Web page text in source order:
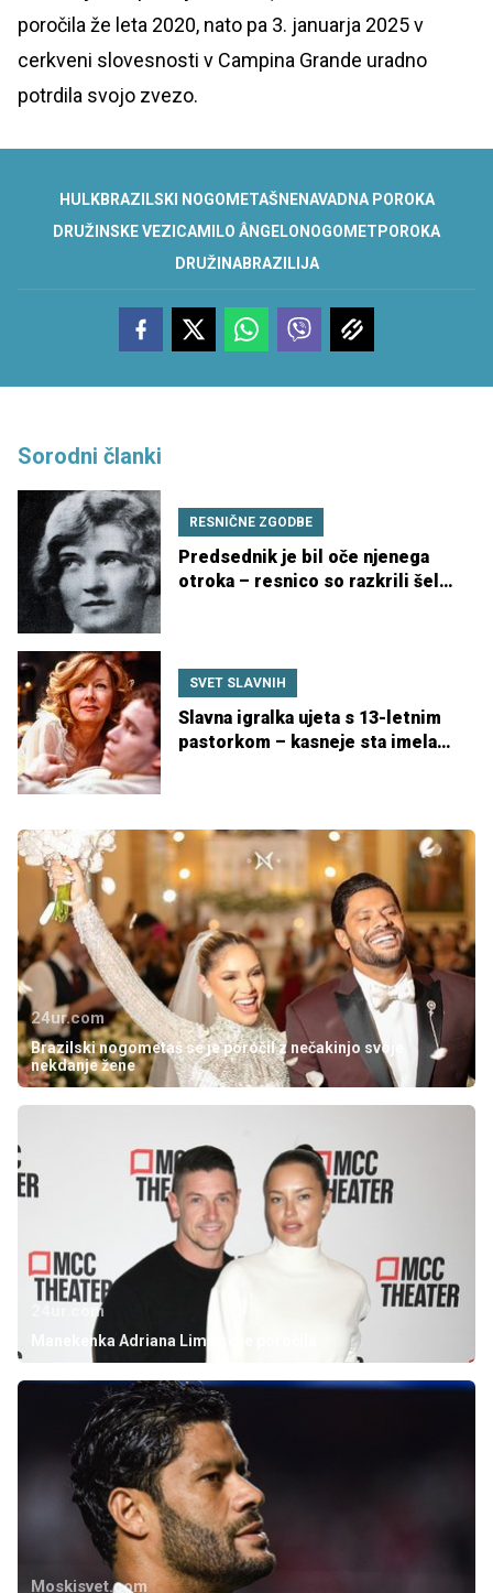
poročila že leta 2020, nato pa 3. januarja 2025 v
cerkveni slovesnosti v Campina Grande uradno
potrdila svojo zvezo.
HULKBRAZILSKI NOGOMETAŠ NENAVADNA POROKA
DRUŽINSKE VEZI CAMILO ÂNGELO NOGOMET POROKA
DRUŽINABRAZILIJA
Sorodni članki
RESNIČNE ZGODBE
Predsednik je bil oče njenega
otroka – resnico so razkrili šele
SVET SLAVNIH
Slavna igralka ujeta s 13-letnim
pastorkom – kasneje sta imela
24ur.com
Brazilski nogometaš se je poročil z nečakinjo svoje
nekdanje žene
24ur.com
Manekenka Adriana Lima se je poročila
Moskisvet.com